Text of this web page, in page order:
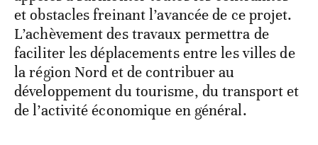
et obstacles freinant l’avancée de ce projet.
L’achèvement des travaux permettra de
faciliter les déplacements entre les villes de
la région Nord et de contribuer au
développement du tourisme, du transport et
de l’activité économique en général.